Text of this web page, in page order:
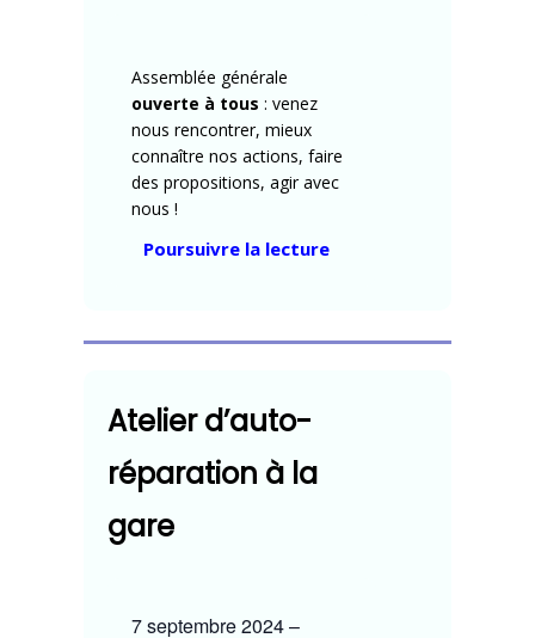
Assemblée générale
ouverte à tous : venez
nous rencontrer, mieux
connaître nos actions, faire
des propositions, agir avec
nous !
Poursuivre la lecture« Assemblée
Atelier d’auto-
réparation à la
gare
7 septembre 2024–